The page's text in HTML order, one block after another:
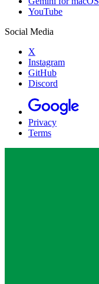
YouTube
Social Media
X
Instagram
GitHub
Discord
Privacy
Terms